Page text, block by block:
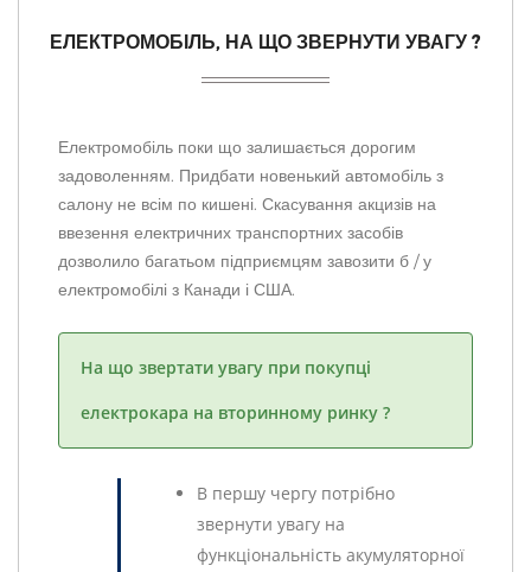
ЕЛЕКТРОМОБІЛЬ, НА ЩО ЗВЕРНУТИ УВАГУ ?
Електромобіль поки що залишається дорогим
задоволенням. Придбати новенький автомобіль з
салону не всім по кишені. Скасування акцизів на
ввезення електричних транспортних засобів
дозволило багатьом підприємцям завозити б / у
електромобілі з Канади і США.
На що звертати увагу при покупці
електрокара на вторинному ринку ?
В першу чергу потрібно
звернути увагу на
функціональність акумуляторної